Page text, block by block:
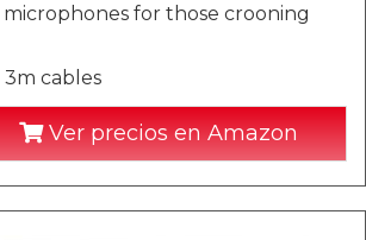
for those crooning
cables
Ver precios en Amazon